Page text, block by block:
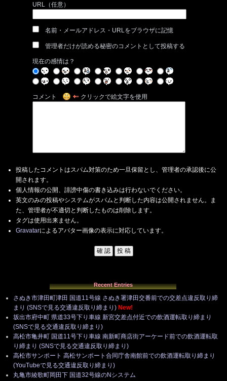
URL（任意）
名前・メールアドレス・URLをブラウザに記憶
管理者だけが読める秘密のコメントとして投稿する
現在の感情は？
コメント クリックで絵文字を使用
投稿したコメントはスパム対策のため一旦保留とし、管理者の承認後に公
開されます。
個人情報の公開、誹謗中傷の書き込みは行わないでください。
英文のみの投稿やシステムがスパムと判断した内容は公開されません。ま
た、管理者が不適切と判断したものは削除します。
タグは使用出来ません。
Gravatarによるアバター画像の表示に対応しています。
Recent Entries
さぬき市津田町津田 国道11号線 さぬき署津田交番前での交差点違反取り締
まり (SNSで見る交通違反取り締まり) New!
坂出市府中町 県道33号下り車線 新宮交差点付近での飲酒運転取り締まり
(SNSで見る交通違反取り締まり)
高松市亀井町 国道11号下り車線 南新町商店街アーケード前での飲酒運転取
り締まり (SNSで見る交通違反取り締まり)
高松市サンポート 高松サンポート合同庁舎南館前での飲酒運転取り締まり
(YouTubeで見る交通違反取り締まり)
丸亀市綾歌町岡田下 国道32号線のNシステム